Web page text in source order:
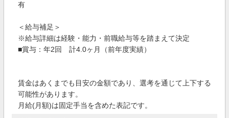
有
＜給与補足＞
※給与詳細は経験・能力・前職給与等を踏まえて決定
■賞与：年2回 計4.0ヶ月（前年度実績）
賃金はあくまでも目安の金額であり、選考を通じて上下する
可能性があります。
月給(月額)は固定手当を含めた表記です。